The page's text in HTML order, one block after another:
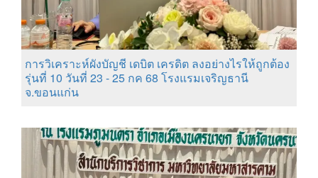
การวิเคราะห์ผังบัญชี เดบิต เครดิต ลงอย่างไรให้ถูกต้อง
รุ่นที่ 10 วันที่ 23 - 25 กค 68 โรงแรมเจริญธานี
จ.ขอนแก่น